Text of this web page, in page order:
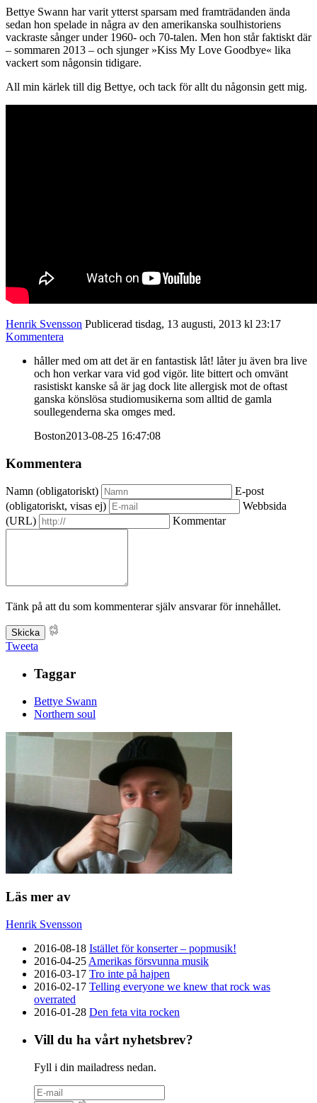
Bettye Swann har varit ytterst sparsam med framträdanden ända
sedan hon spelade in några av den amerikanska soulhistoriens
vackraste sånger under 1960- och 70-talen. Men hon står faktiskt där
– sommaren 2013 – och sjunger »Kiss My Love Goodbye« lika
vackert som någonsin tidigare.
All min kärlek till dig Bettye, och tack för allt du någonsin gett mig.
Henrik Svensson Publicerad tisdag, 13 augusti, 2013 kl 23:17
Kommentera
håller med om att det är en fantastisk låt! låter ju även bra live
och hon verkar vara vid god vigör. lite bittert och omvänt
rasistiskt kanske så är jag dock lite allergisk mot de oftast
ganska könslösa studiomusikerna som alltid de gamla
soullegenderna ska omges med.
Boston2013-08-25 16:47:08
Kommentera
Namn (obligatoriskt)
E-post
(obligatoriskt, visas ej)
Webbsida
(URL)
Kommentar
Tänk på att du som kommenterar själv ansvarar för innehållet.
Tweeta
Taggar
Bettye Swann
Northern soul
Läs mer av
Henrik Svensson
2016-08-18 Istället för konserter – popmusik!
2016-04-25 Amerikas försvunna musik
2016-03-17 Tro inte på hajpen
2016-02-17 Telling everyone we knew that rock was
overrated
2016-01-28 Den feta vita rocken
Vill du ha vårt nyhetsbrev?
Fyll i din mailadress nedan.